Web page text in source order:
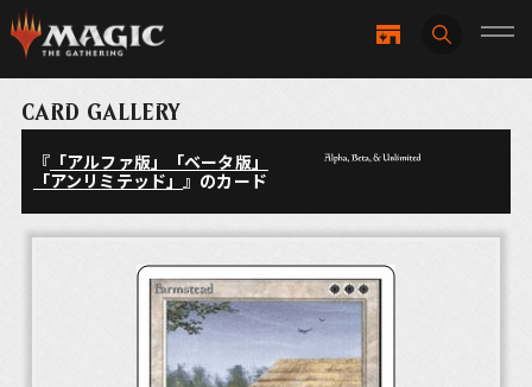
CARD GALLERY
『 「アルファ版」「ベータ版」
「アンリミテッド」』のカード